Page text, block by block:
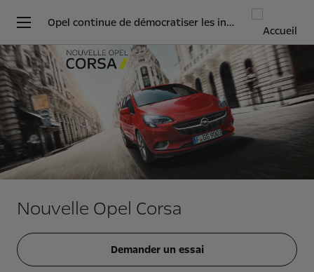
Opel continue de démocratiser les innovations
Nouvelle Opel Corsa
Demander un essai